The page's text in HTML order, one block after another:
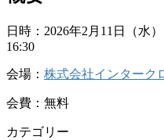
日時：2026年2月11日（
16:30
会場： 株式会社インターク
会費：無料
カテゴリー